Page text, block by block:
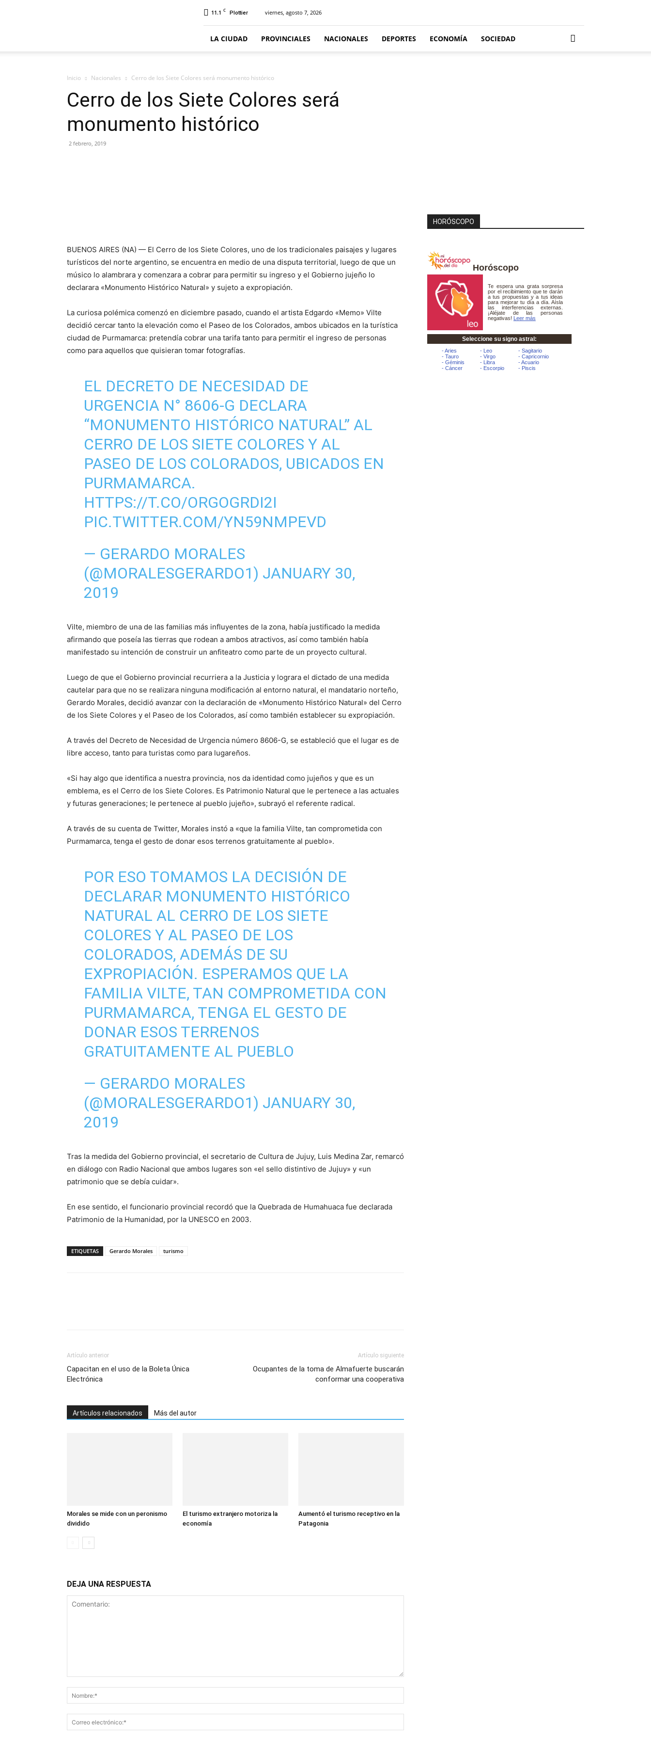
11.1 C Plottier viernes, agosto 7, 2026
LA CIUDAD PROVINCIALES NACIONALES DEPORTES ECONOMÍA SOCIEDAD
Inicio Nacionales Cerro de los Siete Colores será monumento histórico
Cerro de los Siete Colores será
monumento histórico
2 febrero, 2019
BUENOS AIRES (NA) — El Cerro de los Siete Colores, uno de los tradicionales paisajes y lugares
turísticos del norte argentino, se encuentra en medio de una disputa territorial, luego de que un
músico lo alambrara y comenzara a cobrar para permitir su ingreso y el Gobierno jujeño lo
declarara «Monumento Histórico Natural» y sujeto a expropiación.
La curiosa polémica comenzó en diciembre pasado, cuando el artista Edgardo «Memo» Vilte
decidió cercar tanto la elevación como el Paseo de los Colorados, ambos ubicados en la turística
ciudad de Purmamarca: pretendía cobrar una tarifa tanto para permitir el ingreso de personas
como para aquellos que quisieran tomar fotografías.
EL DECRETO DE NECESIDAD DE
URGENCIA N° 8606-G DECLARA
“MONUMENTO HISTÓRICO NATURAL” AL
CERRO DE LOS SIETE COLORES Y AL
PASEO DE LOS COLORADOS, UBICADOS EN
PURMAMARCA.
HTTPS://T.CO/ORGOGRDI2I
PIC.TWITTER.COM/YN59NMPEVD
— GERARDO MORALES
(@MORALESGERARDO1) JANUARY 30,
2019
Vilte, miembro de una de las familias más influyentes de la zona, había justificado la medida
afirmando que poseía las tierras que rodean a ambos atractivos, así como también había
manifestado su intención de construir un anfiteatro como parte de un proyecto cultural.
Luego de que el Gobierno provincial recurriera a la Justicia y lograra el dictado de una medida
cautelar para que no se realizara ninguna modificación al entorno natural, el mandatario norteño,
Gerardo Morales, decidió avanzar con la declaración de «Monumento Histórico Natural» del Cerro
de los Siete Colores y el Paseo de los Colorados, así como también establecer su expropiación.
A través del Decreto de Necesidad de Urgencia número 8606-G, se estableció que el lugar es de
libre acceso, tanto para turistas como para lugareños.
«Si hay algo que identifica a nuestra provincia, nos da identidad como jujeños y que es un
emblema, es el Cerro de los Siete Colores. Es Patrimonio Natural que le pertenece a las actuales
y futuras generaciones; le pertenece al pueblo jujeño», subrayó el referente radical.
A través de su cuenta de Twitter, Morales instó a «que la familia Vilte, tan comprometida con
Purmamarca, tenga el gesto de donar esos terrenos gratuitamente al pueblo».
POR ESO TOMAMOS LA DECISIÓN DE
DECLARAR MONUMENTO HISTÓRICO
NATURAL AL CERRO DE LOS SIETE
COLORES Y AL PASEO DE LOS
COLORADOS, ADEMÁS DE SU
EXPROPIACIÓN. ESPERAMOS QUE LA
FAMILIA VILTE, TAN COMPROMETIDA CON
PURMAMARCA, TENGA EL GESTO DE
DONAR ESOS TERRENOS
GRATUITAMENTE AL PUEBLO
— GERARDO MORALES
(@MORALESGERARDO1) JANUARY 30,
2019
Tras la medida del Gobierno provincial, el secretario de Cultura de Jujuy, Luis Medina Zar, remarcó
en diálogo con Radio Nacional que ambos lugares son «el sello distintivo de Jujuy» y «un
patrimonio que se debía cuidar».
En ese sentido, el funcionario provincial recordó que la Quebrada de Humahuaca fue declarada
Patrimonio de la Humanidad, por la UNESCO en 2003.
ETIQUETAS Gerardo Morales turismo
Artículo anterior
Capacitan en el uso de la Boleta Única
Electrónica
Artículo siguiente
Ocupantes de la toma de Almafuerte buscarán
conformar una cooperativa
Artículos relacionados Más del autor
Morales se mide con un peronismo
dividido
El turismo extranjero motoriza la
economía
Aumentó el turismo receptivo en la
Patagonia
DEJA UNA RESPUESTA
HORÓSCOPO
Horóscopo